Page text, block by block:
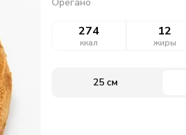
274
ккал
12
жиры
25 см